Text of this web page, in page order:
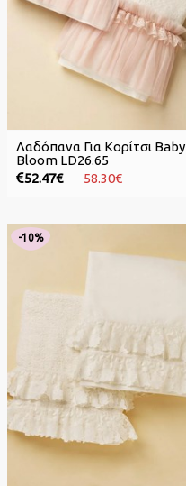
Λαδόπανα Για Κορίτσι Baby
Bloom LD26.65
52.47€
58.30€
-10%